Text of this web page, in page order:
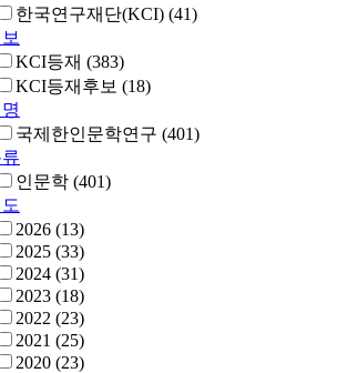
한국연구재단(KCI) (41)
KCI등재 (383)
KCI등재후보 (18)
국제한인문학연구 (401)
인문학 (401)
2026 (13)
2025 (33)
2024 (31)
2023 (18)
2022 (23)
2021 (25)
2020 (23)